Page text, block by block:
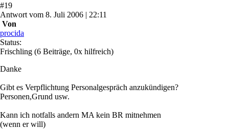
#19
Antwort vom 8. Juli 2006 | 22:11
Von
procida
Status:
Frischling (6 Beiträge, 0x hilfreich)
Danke
Gibt es Verpflichtung Personalgespräch anzukündigen?
Personen,Grund usw.
Kann ich notfalls andern MA kein BR mitnehmen
(wenn er will)